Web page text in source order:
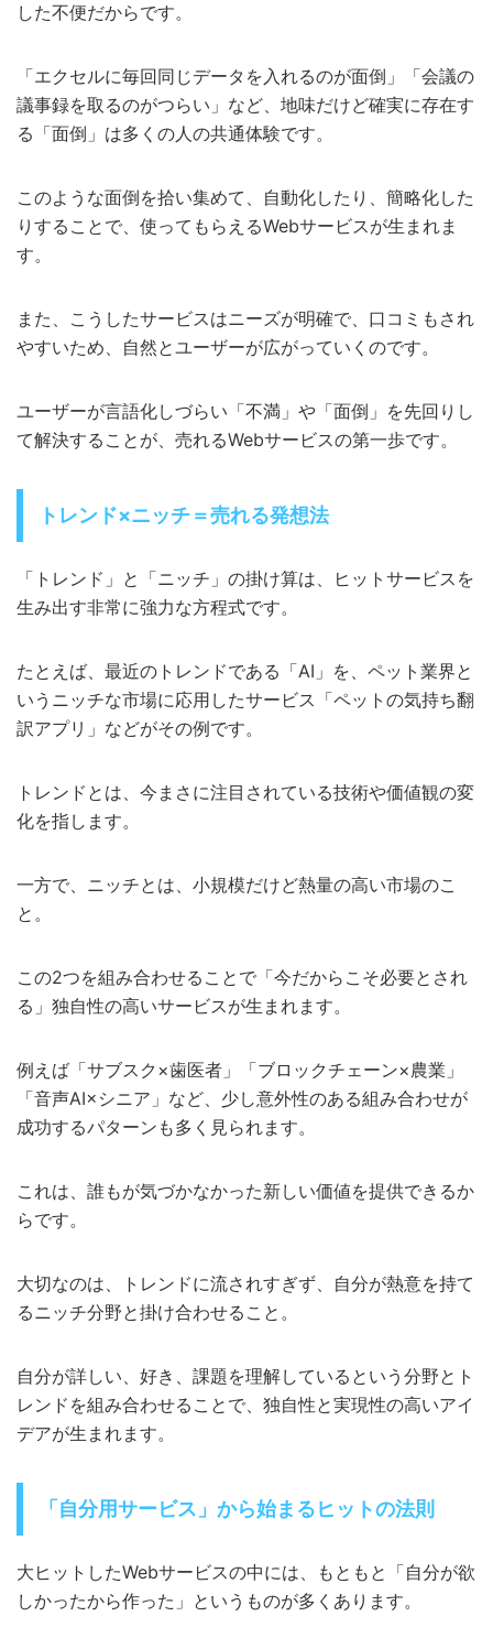
した不便だからです。
「エクセルに毎回同じデータを入れるのが面倒」「会議の
議事録を取るのがつらい」など、地味だけど確実に存在す
る「面倒」は多くの人の共通体験です。
このような面倒を拾い集めて、自動化したり、簡略化した
りすることで、使ってもらえるWebサービスが生まれま
す。
また、こうしたサービスはニーズが明確で、口コミもされ
やすいため、自然とユーザーが広がっていくのです。
ユーザーが言語化しづらい「不満」や「面倒」を先回りし
て解決することが、売れるWebサービスの第一歩です。
トレンド×ニッチ＝売れる発想法
「トレンド」と「ニッチ」の掛け算は、ヒットサービスを
生み出す非常に強力な方程式です。
たとえば、最近のトレンドである「AI」を、ペット業界と
いうニッチな市場に応用したサービス「ペットの気持ち翻
訳アプリ」などがその例です。
トレンドとは、今まさに注目されている技術や価値観の変
化を指します。
一方で、ニッチとは、小規模だけど熱量の高い市場のこ
と。
この2つを組み合わせることで「今だからこそ必要とされ
る」独自性の高いサービスが生まれます。
例えば「サブスク×歯医者」「ブロックチェーン×農業」
「音声AI×シニア」など、少し意外性のある組み合わせが
成功するパターンも多く見られます。
これは、誰もが気づかなかった新しい価値を提供できるか
らです。
大切なのは、トレンドに流されすぎず、自分が熱意を持て
るニッチ分野と掛け合わせること。
自分が詳しい、好き、課題を理解しているという分野とト
レンドを組み合わせることで、独自性と実現性の高いアイ
デアが生まれます。
「自分用サービス」から始まるヒットの法則
大ヒットしたWebサービスの中には、もともと「自分が欲
しかったから作った」というものが多くあります。